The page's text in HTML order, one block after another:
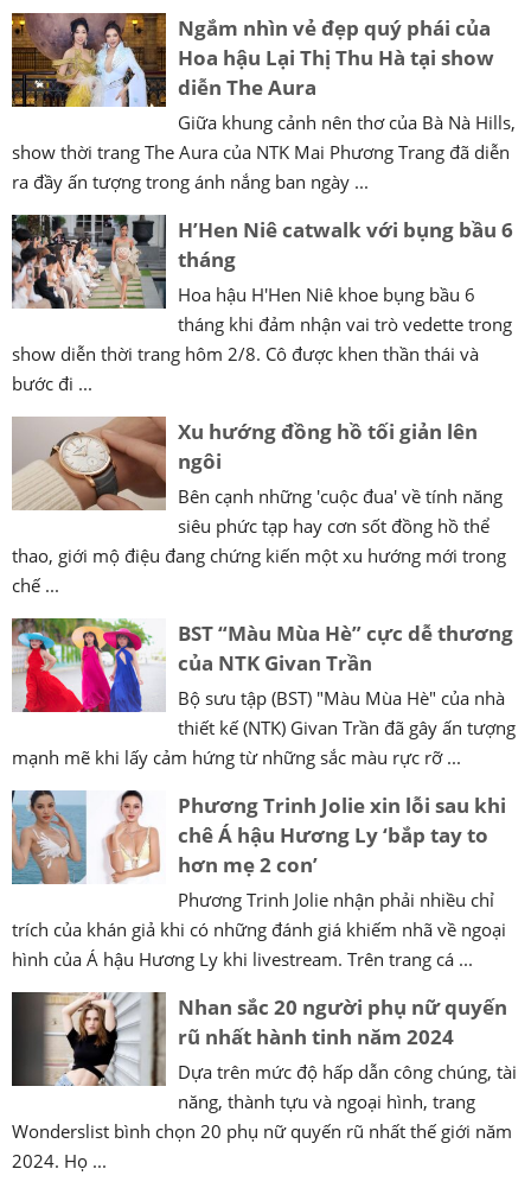
Ngắm nhìn vẻ đẹp quý phái của
Hoa hậu Lại Thị Thu Hà tại show
diễn The Aura
Giữa khung cảnh nên thơ của Bà Nà Hills,
show thời trang The Aura của NTK Mai Phương Trang đã diễn
ra đầy ấn tượng trong ánh nắng ban ngày ...
H’Hen Niê catwalk với bụng bầu 6
tháng
Hoa hậu H'Hen Niê khoe bụng bầu 6
tháng khi đảm nhận vai trò vedette trong
show diễn thời trang hôm 2/8. Cô được khen thần thái và
bước đi ...
Xu hướng đồng hồ tối giản lên
ngôi
Bên cạnh những 'cuộc đua' về tính năng
siêu phức tạp hay cơn sốt đồng hồ thể
thao, giới mộ điệu đang chứng kiến một xu hướng mới trong
chế ...
BST “Màu Mùa Hè” cực dễ thương
của NTK Givan Trần
Bộ sưu tập (BST) "Màu Mùa Hè" của nhà
thiết kế (NTK) Givan Trần đã gây ấn tượng
mạnh mẽ khi lấy cảm hứng từ những sắc màu rực rỡ ...
Phương Trinh Jolie xin lỗi sau khi
chê Á hậu Hương Ly ‘bắp tay to
hơn mẹ 2 con’
Phương Trinh Jolie nhận phải nhiều chỉ
trích của khán giả khi có những đánh giá khiếm nhã về ngoại
hình của Á hậu Hương Ly khi livestream. Trên trang cá ...
Nhan sắc 20 người phụ nữ quyến
rũ nhất hành tinh năm 2024
Dựa trên mức độ hấp dẫn công chúng, tài
năng, thành tựu và ngoại hình, trang
Wonderslist bình chọn 20 phụ nữ quyến rũ nhất thế giới năm
2024. Họ ...